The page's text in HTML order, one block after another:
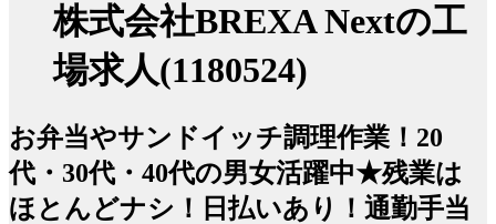
株式会社BREXA Nextの工
場求人(1180524)
お弁当やサンドイッチ調理作業！20
代・30代・40代の男女活躍中★残業は
ほとんどナシ！日払いあり！通勤手当